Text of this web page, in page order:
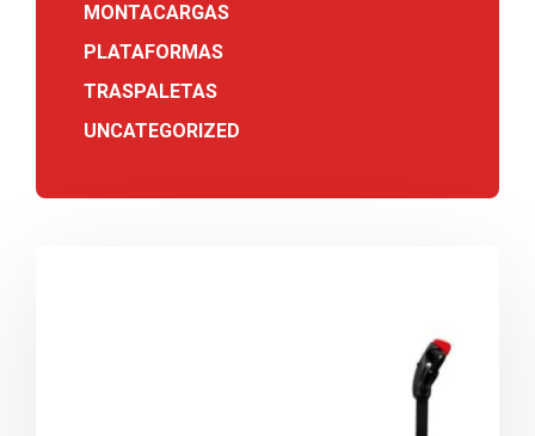
MONTACARGAS
PLATAFORMAS
TRASPALETAS
UNCATEGORIZED